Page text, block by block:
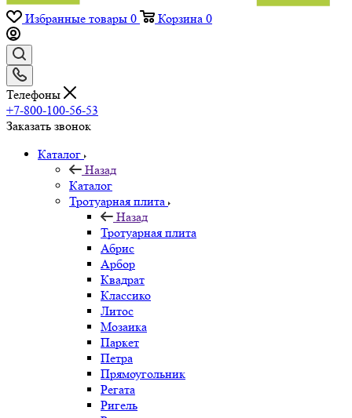
Избранные товары 0 Корзина 0
Телефоны
+7-800-100-56-53
Заказать звонок
Каталог
Назад
Каталог
Тротуарная плита
Назад
Тротуарная плита
Абрис
Арбор
Квадрат
Классико
Литос
Мозаика
Паркет
Петра
Прямоугольник
Регата
Ригель